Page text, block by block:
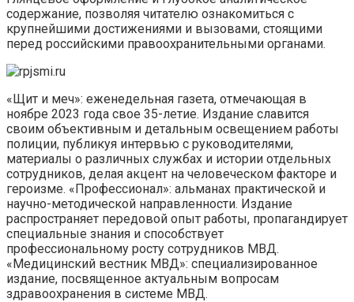
содержание, позволяя читателю ознакомиться с
крупнейшими достижениями и вызовами, стоящими
перед российскими правоохранительными органами.
«Щит и меч»: еженедельная газета, отмечающая в
ноябре 2023 года свое 35-летие. Издание славится
своим объективным и детальным освещением работы
полиции, публикуя интервью с руководителями,
материалы о различных службах и истории отдельных
сотрудников, делая акцент на человеческом факторе и
героизме. «Профессионал»: альманах практической и
научно-методической направленности. Издание
распространяет передовой опыт работы, пропагандирует
специальные знания и способствует
профессиональному росту сотрудников МВД.
«Медицинский вестник МВД»: специализированное
издание, посвященное актуальным вопросам
здравоохранения в системе МВД.